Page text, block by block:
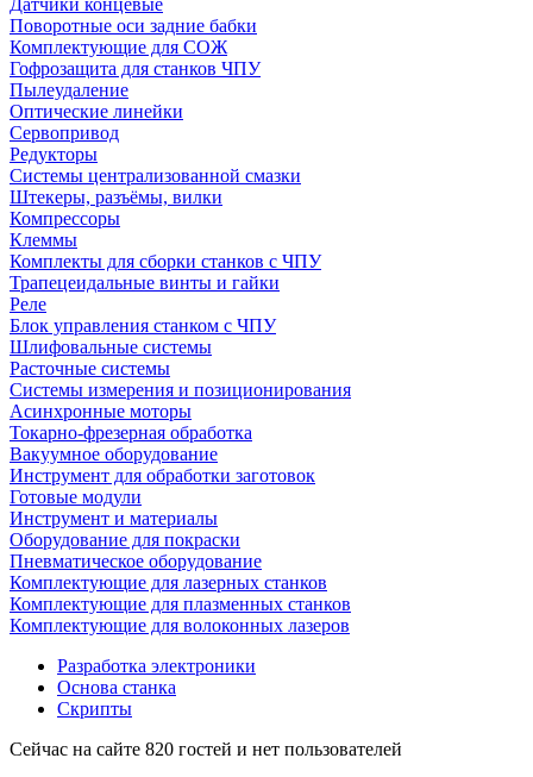
Датчики концевые
Поворотные оси задние бабки
Комплектующие для СОЖ
Гофрозащита для станков ЧПУ
Пылеудаление
Оптические линейки
Сервопривод
Редукторы
Системы централизованной смазки
Штекеры, разъёмы, вилки
Компрессоры
Клеммы
Комплекты для сборки станков с ЧПУ
Трапецеидальные винты и гайки
Реле
Блок управления станком с ЧПУ
Шлифовальные системы
Расточные системы
Системы измерения и позиционирования
Асинхронные моторы
Токарно-фрезерная обработка
Вакуумное оборудование
Инструмент для обработки заготовок
Готовые модули
Инструмент и материалы
Оборудование для покраски
Пневматическое оборудование
Комплектующие для лазерных станков
Комплектующие для плазменных станков
Комплектующие для волоконных лазеров
Разработка электроники
Основа станка
Скрипты
Сейчас на сайте 820 гостей и нет пользователей